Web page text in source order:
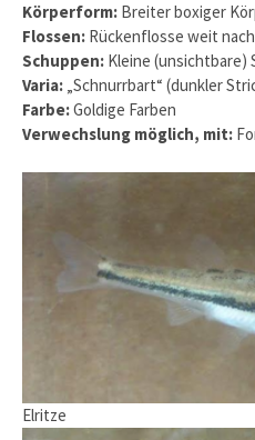
Körperform: Breiter boxiger
Flossen: Rückenflosse weit
Schuppen: Kleine (unsichtbare)
Varia: „Schnurrbart“ (dunkler
Farbe:Goldige Farben
Verwechslung möglich, mit:
Elritze